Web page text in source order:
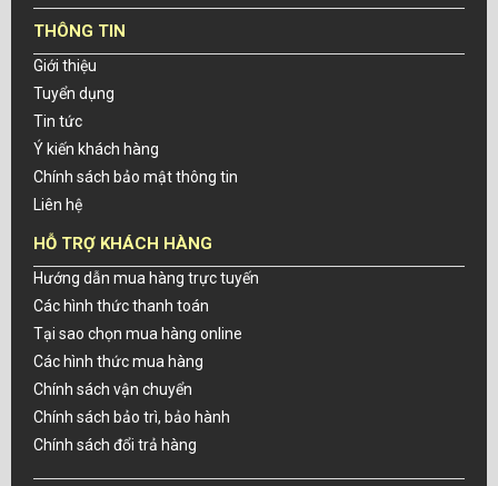
THÔNG TIN
Giới thiệu
Tuyển dụng
Tin tức
Ý kiến khách hàng
Chính sách bảo mật thông tin
Liên hệ
HỖ TRỢ KHÁCH HÀNG
Hướng dẫn mua hàng trực tuyến
Các hình thức thanh toán
Tại sao chọn mua hàng online
Các hình thức mua hàng
Chính sách vận chuyển
Chính sách bảo trì, bảo hành
Chính sách đổi trả hàng